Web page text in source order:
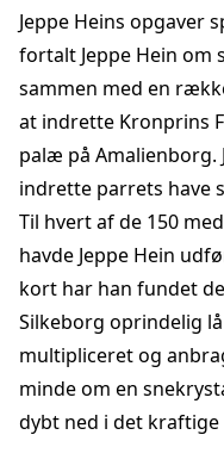
Jeppe Heins opgaver
fortalt Jeppe Hein om
sammen med en
at indrette Kronprins
palæ på Amalienborg.
indrette parrets have
Til hvert af de 150
havde Jeppe Hein
kort har han fundet
Silkeborg oprindelig
multipliceret og
minde om en
dybt ned i det kraftige